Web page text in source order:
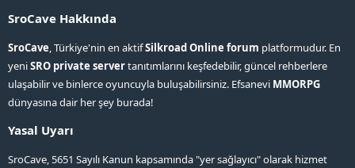
SroCave Hakkında
SroCave, Türkiye'nin en aktifSilkroad Online forum platformudur. En
yeniSRO private servertanıtımlarını keşfedebilir, güncel rehberlere
ulaşabilir ve binlerce oyuncuyla buluşabilirsiniz. Efsanevi MMORPG
dünyasına dair her şey burada!
Yasal Uyarı
SroCave, 5651 Sayılı Kanun kapsamında "yer sağlayıcı" olarak hizmet